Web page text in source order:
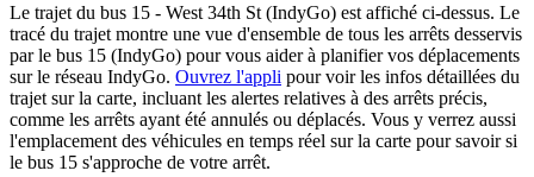
Le trajet du bus 15 - West 34th St (IndyGo) est affiché ci-dessus. Le
tracé du trajet montre une vue d'ensemble de tous les arrêts desservis
par le bus 15 (IndyGo) pour vous aider à planifier vos déplacements
sur le réseau IndyGo. Ouvrez l'appli pour voir les infos détaillées du
trajet sur la carte, incluant les alertes relatives à des arrêts précis,
comme les arrêts ayant été annulés ou déplacés. Vous y verrez aussi
l'emplacement des véhicules en temps réel sur la carte pour savoir si
le bus 15 s'approche de votre arrêt.